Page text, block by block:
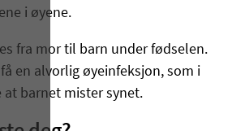
i øyene.
fra mor til barn under fødselen.
en alvorlig øyeinfeksjon, som i
barnet mister synet.